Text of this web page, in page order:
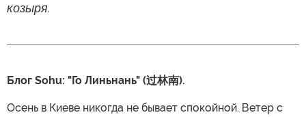
козыря.
Блог Sohu: "Го Линьнань" (过林南).
Осень в Киеве никогда не бывает спокойной. Ветер с